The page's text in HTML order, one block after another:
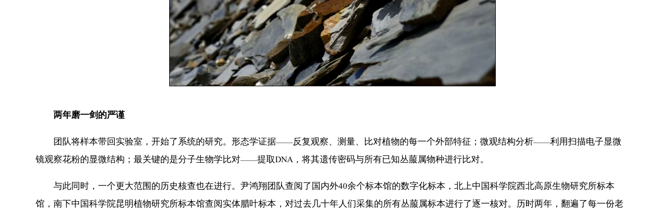
两年磨一剑的严谨
团队将样本带回实验室，开始了系统的研究。形态学证据——反复观察、测量、比对植物的每一个外部特征；微观结构分析——利用扫描电子显微
镜观察花粉的显微结构；最关键的是分子生物学比对——提取DNA，将其遗传密码与所有已知丛菔属物种进行比对。
与此同时，一个更大范围的历史核查也在进行。尹鸿翔团队查阅了国内外40余个标本馆的数字化标本，北上中国科学院西北高原生物研究所标本
馆，南下中国科学院昆明植物研究所标本馆查阅实体腊叶标本，对过去几十年人们采集的所有丛菔属标本进行了逐一核对。历时两年，翻遍了每一份老